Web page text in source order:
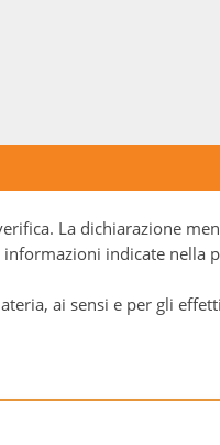
La dichiarazione
indicate nella
ai sensi e per gli